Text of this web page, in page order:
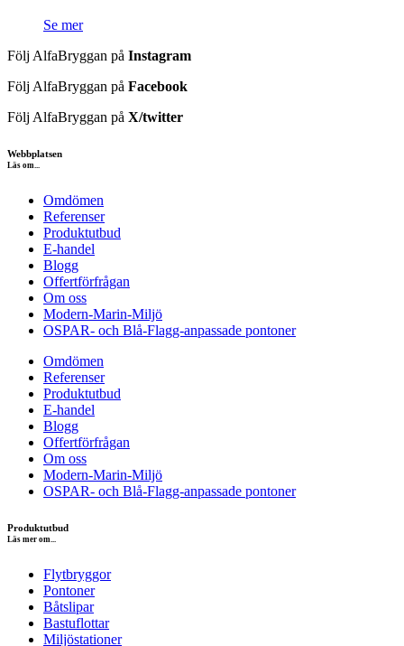
Se mer
Följ AlfaBryggan på Instagram
Följ AlfaBryggan på Facebook
Följ AlfaBryggan på X/twitter
Webbplatsen
Läs om...
Omdömen
Referenser
Produktutbud
E-handel
Blogg
Offertförfrågan
Om oss
Modern-Marin-Miljö
OSPAR- och Blå-Flagg-anpassade pontoner
Omdömen
Referenser
Produktutbud
E-handel
Blogg
Offertförfrågan
Om oss
Modern-Marin-Miljö
OSPAR- och Blå-Flagg-anpassade pontoner
Produktutbud
Läs mer om...
Flytbryggor
Pontoner
Båtslipar
Bastuflottar
Miljöstationer